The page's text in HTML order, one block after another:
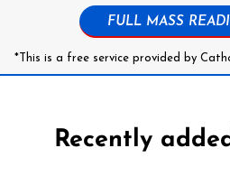
FULL MASS
*This is a free service provided by
Recently